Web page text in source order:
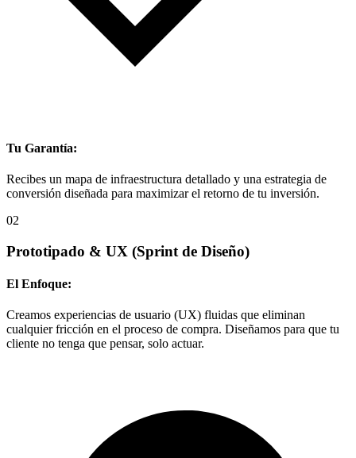
Tu Garantía:
Recibes un mapa de infraestructura detallado y una estrategia de
conversión diseñada para maximizar el retorno de tu inversión.
02
Prototipado & UX (Sprint de Diseño)
El Enfoque:
Creamos experiencias de usuario (UX) fluidas que eliminan
cualquier fricción en el proceso de compra. Diseñamos para que tu
cliente no tenga que pensar, solo actuar.